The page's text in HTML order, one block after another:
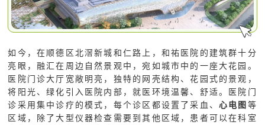
如今，在顺德区北滘新城和仁路上，和祐医院的建筑群十分
亮眼，融汇在周边自然景观中，宛如城市中的一座大花园。
医院门诊大厅宽敞明亮，独特的网壳结构、花园式的景观，
将阳光、绿化引入医院内部，就医环境温馨、舒适。医院门
诊采用集中诊疗的模式，每个诊区都设置了采血、 心电图 等
区域，除了大型仪器检查需要到其他区域，患者可以在科室